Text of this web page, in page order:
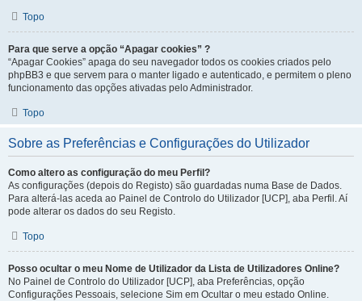
Topo
Para que serve a opção “Apagar cookies” ?
“Apagar Cookies” apaga do seu navegador todos os cookies criados pelo
phpBB3 e que servem para o manter ligado e autenticado, e permitem o pleno
funcionamento das opções ativadas pelo Administrador.
Topo
Sobre as Preferências e Configurações do Utilizador
Como altero as configuração do meu Perfil?
As configurações (depois do Registo) são guardadas numa Base de Dados.
Para alterá-las aceda ao Painel de Controlo do Utilizador [UCP], aba Perfil. Aí
pode alterar os dados do seu Registo.
Topo
Posso ocultar o meu Nome de Utilizador da Lista de Utilizadores Online?
No Painel de Controlo do Utilizador [UCP], aba Preferências, opção
Configurações Pessoais, selecione Sim em Ocultar o meu estado Online.